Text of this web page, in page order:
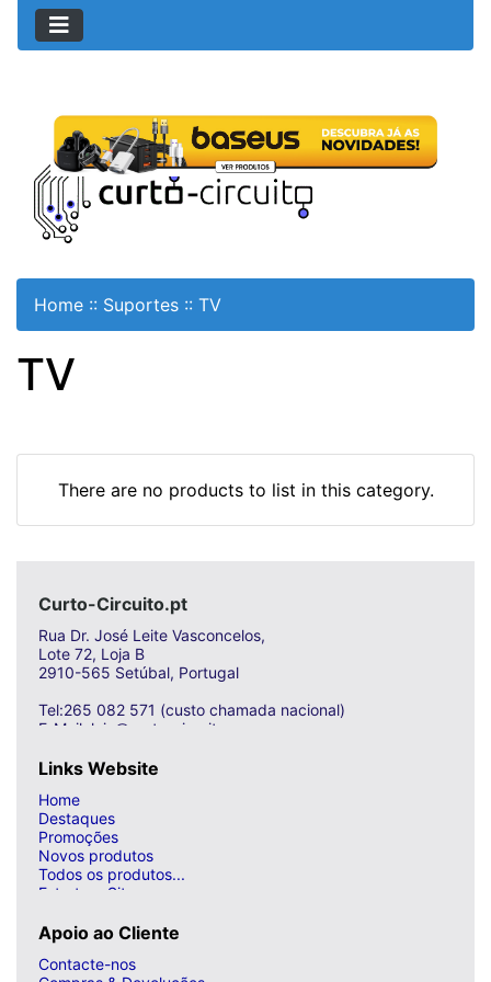
Home :: Suportes :: TV
TV
There are no products to list in this category.
Curto-Circuito.pt
Rua Dr. José Leite Vasconcelos,
Lote 72, Loja B
2910-565 Setúbal, Portugal
Tel:265 082 571 (custo chamada nacional)
E-Mail: loja@curto-circuito.com
Links Website
Home
Destaques
Promoções
Novos produtos
Todos os produtos...
Estrutura Site
Apoio ao Cliente
Contacte-nos